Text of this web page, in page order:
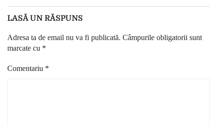
LASĂ UN RĂSPUNS
Adresa ta de email nu va fi publicată. Câmpurile obligatorii sunt
marcate cu *
Comentariu *